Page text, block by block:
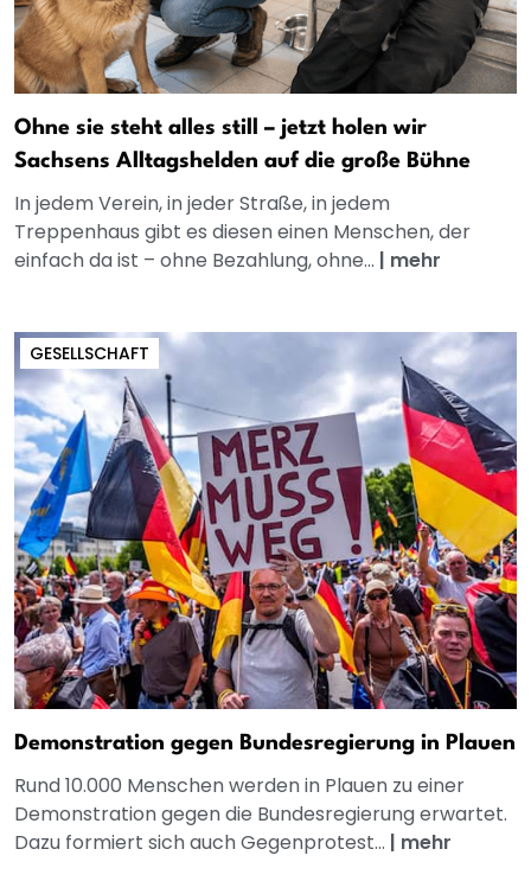
Ohne sie steht alles still – jetzt holen wir
Sachsens Alltagshelden auf die große Bühne
In jedem Verein, in jeder Straße, in jedem
Treppenhaus gibt es diesen einen Menschen, der
einfach da ist – ohne Bezahlung, ohne... | mehr
GESELLSCHAFT
Demonstration gegen Bundesregierung in Plauen
Rund 10.000 Menschen werden in Plauen zu einer
Demonstration gegen die Bundesregierung erwartet.
Dazu formiert sich auch Gegenprotest... | mehr